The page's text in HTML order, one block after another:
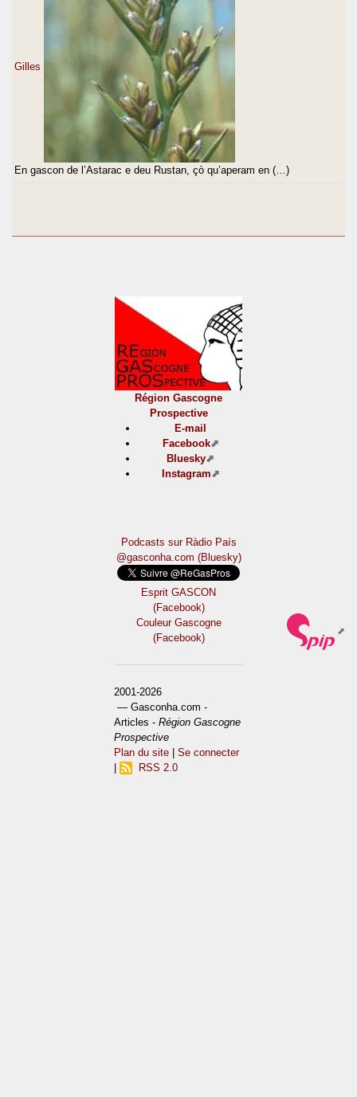
Gilles
En gascon de l’Astarac e deu Rustan, çò qu’aperam en (…)
Région Gascogne
Prospective
E-mail
Facebook
Bluesky
Instagram
Podcasts sur Ràdio País
@gasconha.com (Bluesky)
Esprit GASCON
(Facebook)
Couleur Gascogne
(Facebook)
2001-2026
— Gasconha.com -
Articles -Région Gascogne
Prospective
Plan du site |Se connecter
RSS 2.0